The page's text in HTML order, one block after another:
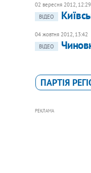
02 вересня 2012, 12:29
ВІДЕО
04 жовтня 2012, 13:42
ВІДЕО
ПАРТІЯ
РЕКЛАМА